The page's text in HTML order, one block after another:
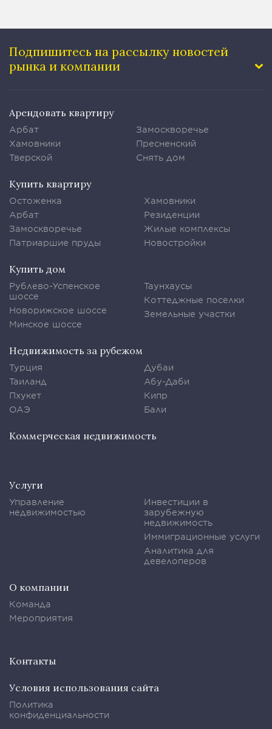
Подпишитесь на рассылку новостей
рынка и компании
Арендовать квартиру
Арбат
Хамовники
Тверской
Замоскворечье
Пресненский
Снять дом
Купить квартиру
Остоженка
Арбат
Замоскворечье
Патриаршие пруды
Хамовники
Резиденции
Жилые комплексы
Новостройки
Купить дом
Рублево-Успенское
шоссе
Новорижское шоссе
Минское шоссе
Таунхаусы
Коттеджные поселки
Земельные участки
Недвижимость за рубежом
Турция
Таиланд
Пхукет
ОАЭ
Дубаи
Абу-Даби
Кипр
Бали
Коммерческая недвижимость
Услуги
Управление
недвижимостью
Инвестиции в
зарубежную
недвижимость
Иммиграционные услуги
Аналитика для
девелоперов
О компании
Команда
Мероприятия
Контакты
Условия использования сайта
Политика
конфиденциальности